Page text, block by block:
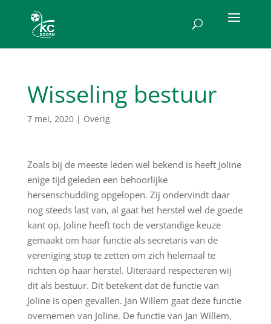
Wisseling bestuur
7 mei, 2020| Overig
Zoals bij de meeste leden wel bekend is heeft Joline
enige tijd geleden een behoorlijke
hersenschudding opgelopen. Zij ondervindt daar
nog steeds last van, al gaat het herstel wel de goede
kant op. Joline heeft toch de verstandige keuze
gemaakt om haar functie als secretaris van de
vereniging stop te zetten om zich helemaal te
richten op haar herstel. Uiteraard respecteren wij
dit als bestuur. Dit betekent dat de functie van
Joline is open gevallen. Jan Willem gaat deze functie
overnemen van Joline. De functie van Jan Willem,